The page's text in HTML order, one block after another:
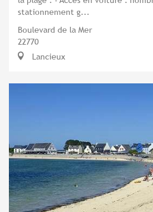
stationnement g...
Boulevard de la Mer
22770
Lancieux